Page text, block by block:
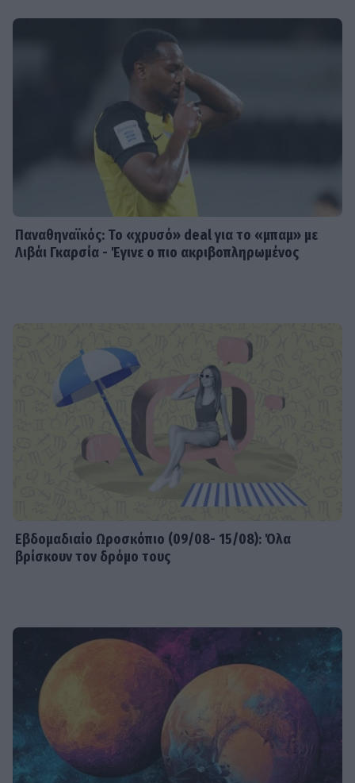
Παναθηναϊκός: Το «χρυσό» deal για το «μπαμ» με
Λιβάι Γκαρσία - Έγινε ο πιο ακριβοπληρωμένος
Εβδομαδιαίo Ωροσκόπιο (09/08- 15/08): Όλα
βρίσκουν τον δρόμο τους